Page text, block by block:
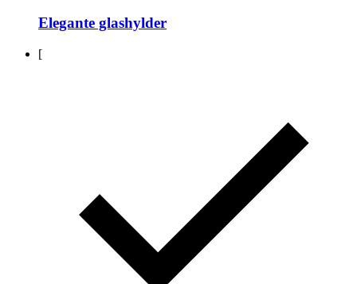
Elegante glashylder
[